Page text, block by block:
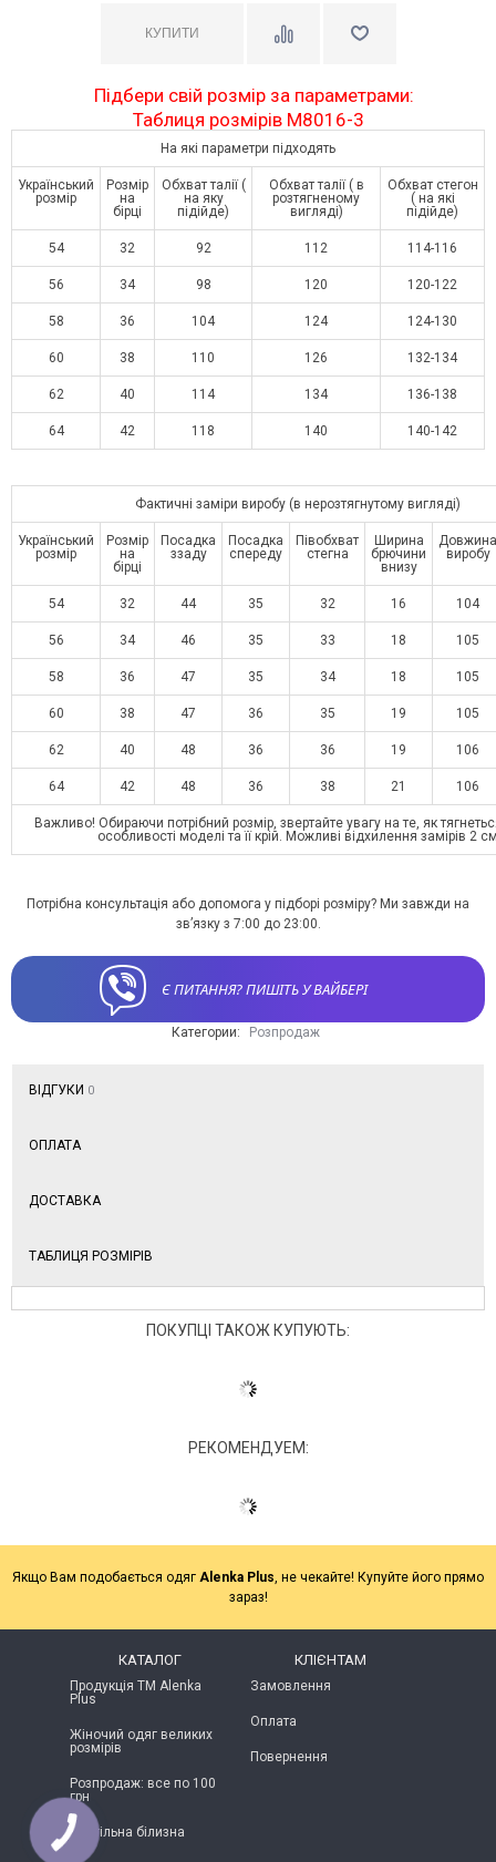
Підбери свій розмір за параметрами:
Таблиця розмірів М8016-3
На які параметри підходять
Український
розмір
Розмір
на
бірці
Обхват талії (
на яку
підійде)
Обхват талії ( в
розтягненому
вигляді)
Обхват стегон
( на які
підійде)
54 32 92 112 114-116
56 34 98 120 120-122
58 36 104 124 124-130
60 38 110 126 132-134
62 40 114 134 136-138
64 42 118 140 140-142
Фактичні заміри виробу (в нерозтягнутому вигляді)
Український
розмір
Розмір
на
бірці
Посадка
ззаду
Посадка
спереду
Півобхват
стегна
Ширина
брючини
внизу
Довжина
виробу
54 32 44 35 32 16 104
56 34 46 35 33 18 105
58 36 47 35 34 18 105
60 38 47 36 35 19 105
62 40 48 36 36 19 106
64 42 48 36 38 21 106
Важливо! Обираючи потрібний розмір, звертайте увагу на те, як
особливості моделі та її крій. Можливі відхилення замірів 2
Потрібна консультація або допомога у підборі розміру? Ми завжди на
зв’язку з 7:00 до 23:00.
Є ПИТАННЯ? ПИШІТЬ У ВАЙБЕРІ
Категории: Розпродаж
ВІДГУКИ 0
ОПЛАТА
ДОСТАВКА
ТАБЛИЦЯ РОЗМІРІВ
ПОКУПЦІ ТАКОЖ КУПУЮТЬ:
РЕКОМЕНДУЕМ:
Якщо Вам подобається одяг Alenka Plus , не чекайте! Купуйте його прямо
зараз!
КАТАЛОГ
Продукція ТМ Alenka
Plus
Жіночий одяг великих
розмірів
Розпродаж: все по 100
грн
Постільна білизна
КЛІЄНТАМ
Замовлення
Оплата
Повернення